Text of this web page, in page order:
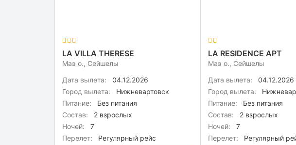
LA VILLA THERESE
Маэ о., Сейшелы
Дата вылета:
04.12.2026
Город вылета:
Нижневартовск
Питание:
Без питания
Состав:
2 взрослых
Ночей:
7
Перелет:
Регулярный рейс
LA RESIDENCE APT
Маэ о., Сейшелы
Дата вылета:
04.12.2026
Город вылета:
Питание:
Без питания
Состав:
2 взрослых
Ночей:
7
Перелет:
Регулярный